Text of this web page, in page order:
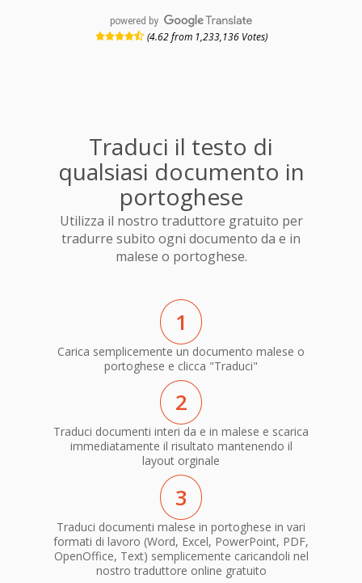
powered by
(4.62 from 1,233,136 Votes)
Traduci il testo di
qualsiasi documento in
portoghese
Utilizza il nostro traduttore gratuito per
tradurre subito ogni documento da e in
malese o portoghese.
1
Carica semplicemente un documento malese o
portoghese e clicca "Traduci"
2
Traduci documenti interi da e in malese e scarica
immediatamente il risultato mantenendo il
layout orginale
3
Traduci documenti malese in portoghese in vari
formati di lavoro (Word, Excel, PowerPoint, PDF,
OpenOffice, Text) semplicemente caricandoli nel
nostro traduttore online gratuito